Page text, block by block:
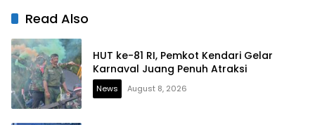
LainRead Also
HUT ke-81 RI, Pemkot Kendari Gelar
Karnaval Juang Penuh Atraksi
News August 8, 2026